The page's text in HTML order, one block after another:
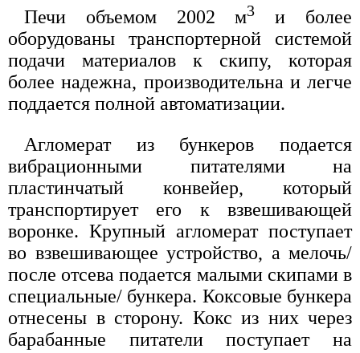
Печи объемом 2002 м3
и более
оборудованы транспортерной системой
подачи материалов к скипу, которая
более надежна, производительна и легче
поддается полной автоматизации.
Агломерат из бункеров подается
вибрационными питателями на
пластинчатый конвейер, который
транспортирует его к взвешивающей
воронке. Крупный агломерат поступает
во взвешивающее устройство, а мелочь/
после отсева подается малыми скипами в
специальные/ бункера. Коксовые бункера
отнесены в сторону. Кокс из них через
барабанные питатели поступает на